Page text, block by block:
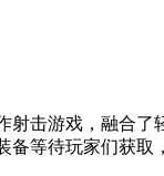
射击游戏，融合
等待玩家们获